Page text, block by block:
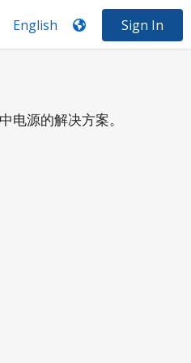
Sign In
源的解决方案。